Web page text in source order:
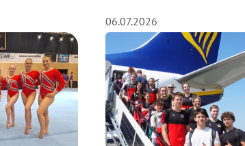
06.07.2026